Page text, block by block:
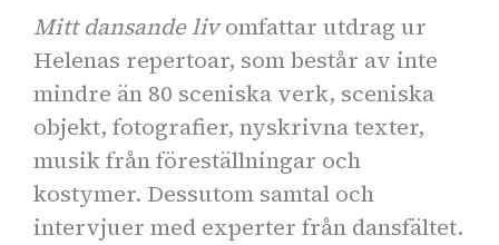
Mitt dansande livomfattar utdrag ur
Helenas repertoar, som består av inte
mindre än 80 sceniska verk, sceniska
objekt, fotografier, nyskrivna texter,
musik från föreställningar och
kostymer. Dessutom samtal och
intervjuer med experter från dansfältet.